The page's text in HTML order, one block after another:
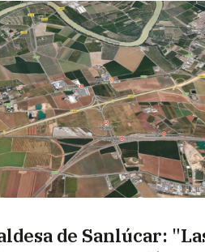
de Sanlúcar: